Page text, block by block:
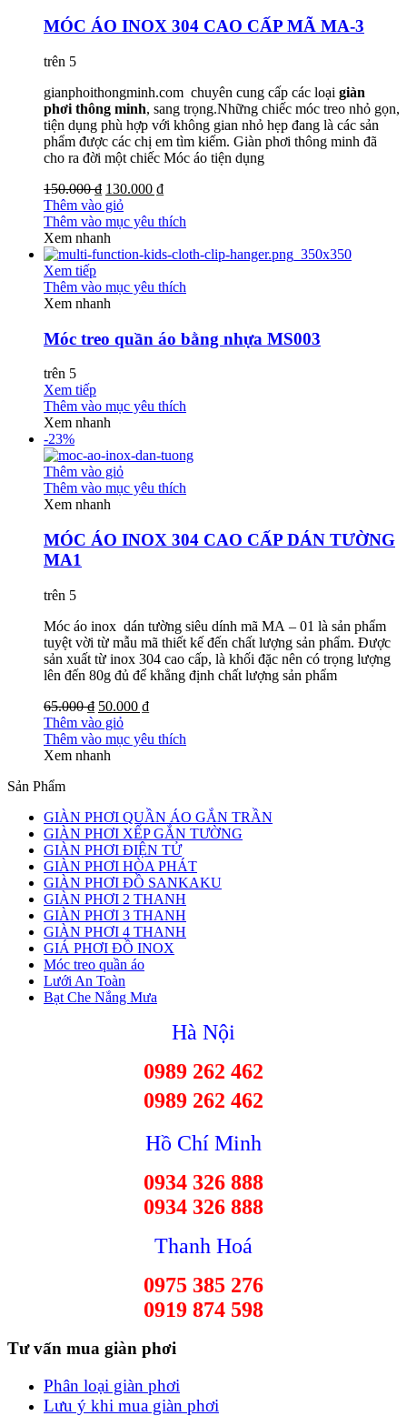
MÓC ÁO INOX 304 CAO CẤP MÃ MA-3
trên 5
gianphoithongminh.com chuyên cung cấp các loại giàn
phơi thông minh, sang trọng.Những chiếc móc treo nhỏ gọn,
tiện dụng phù hợp với không gian nhỏ hẹp đang là các sản
phẩm được các chị em tìm kiếm. Giàn phơi thông minh đã
cho ra đời một chiếc Móc áo tiện dụng
150.000 ₫ 130.000 ₫
Thêm vào giỏ
Thêm vào mục yêu thích
Xem nhanh
Xem tiếp
Thêm vào mục yêu thích
Xem nhanh
Móc treo quần áo bằng nhựa MS003
trên 5
Xem tiếp
Thêm vào mục yêu thích
Xem nhanh
-23%
Thêm vào giỏ
Thêm vào mục yêu thích
Xem nhanh
MÓC ÁO INOX 304 CAO CẤP DÁN TƯỜNG
MA1
trên 5
Móc áo inox dán tường siêu dính mã MA – 01 là sản phẩm
tuyệt vời từ mẫu mã thiết kế đến chất lượng sản phẩm. Được
sản xuất từ inox 304 cao cấp, là khối đặc nên có trọng lượng
lên đến 80g đủ để khẳng định chất lượng sản phẩm
65.000 ₫ 50.000 ₫
Thêm vào giỏ
Thêm vào mục yêu thích
Xem nhanh
Sản Phẩm
GIÀN PHƠI QUẦN ÁO GẮN TRẦN
GIÀN PHƠI XẾP GẮN TƯỜNG
GIÀN PHƠI ĐIỆN TỬ
GIÀN PHƠI HÒA PHÁT
GIÀN PHƠI ĐỒ SANKAKU
GIÀN PHƠI 2 THANH
GIÀN PHƠI 3 THANH
GIÀN PHƠI 4 THANH
GIÁ PHƠI ĐỒ INOX
Móc treo quần áo
Lưới An Toàn
Bạt Che Nắng Mưa
Hà Nội
0989 262 462
0989 262 462
Hồ Chí Minh
0934 326 888
0934 326 888
Thanh Hoá
0975 385 276
0919 874 598
Tư vấn mua giàn phơi
Phân loại giàn phơi
Lưu ý khi mua giàn phơi